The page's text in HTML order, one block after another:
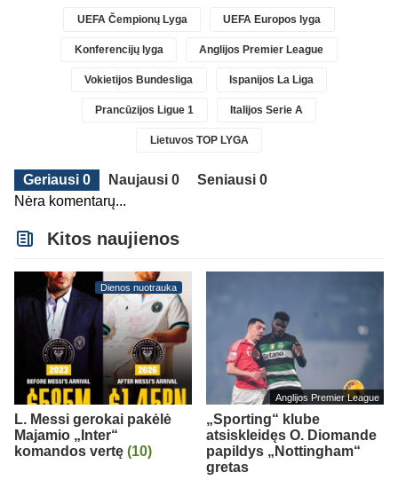
UEFA Čempionų Lyga UEFA Europos lyga
Konferencijų lyga Anglijos Premier League
Vokietijos Bundesliga Ispanijos La Liga
Prancūzijos Ligue 1 Italijos Serie A
Lietuvos TOP LYGA
Geriausi 0 Naujausi 0
Seniausi 0
Nėra komentarų...
Kitos naujienos
Dienos nuotrauka
L. Messi gerokai pakėlė
Majamio „Inter“
komandos vertę (10)
Anglijos Premier League
„Sporting“ klube
atsiskleidęs O. Diomande
papildys „Nottingham“
gretas